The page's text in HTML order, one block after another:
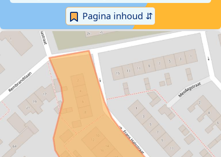
Pagina inhoud ⇵